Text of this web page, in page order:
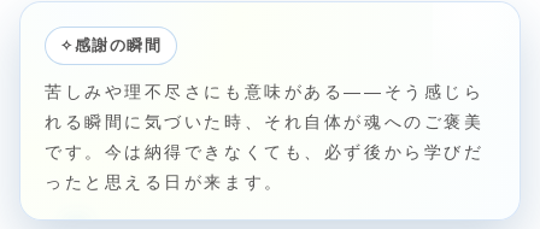
✧感謝の瞬間
苦しみや理不尽さにも意味がある――そう感じら
れる瞬間に気づいた時、それ自体が魂へのご褒美
です。今は納得できなくても、必ず後から学びだ
ったと思える日が来ます。